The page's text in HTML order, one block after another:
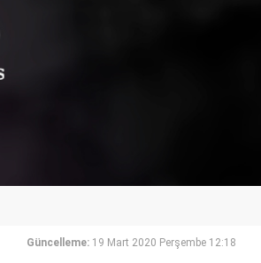
Güncelleme: 19 Mart 2020 Perşembe 12:18